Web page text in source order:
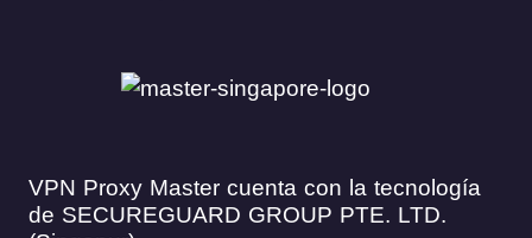
VPN Proxy Master cuenta con la tecnología
de SECUREGUARD GROUP PTE. LTD.